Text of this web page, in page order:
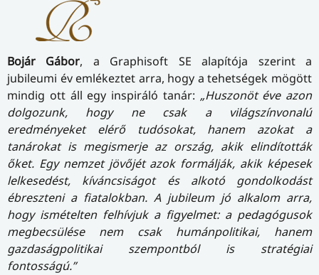
Bojár Gábor, a Graphisoft SE alapítója szerint a
jubileumi év emlékeztet arra, hogy a tehetségek mögött
mindig ott áll egy inspiráló tanár: „Huszonöt éve azon
dolgozunk, hogy ne csak a világszínvonalú
eredményeket elérő tudósokat, hanem azokat a
tanárokat is megismerje az ország, akik elindították
őket. Egy nemzet jövőjét azok formálják, akik képesek
lelkesedést, kíváncsiságot és alkotó gondolkodást
ébreszteni a fiatalokban. A jubileum jó alkalom arra,
hogy ismételten felhívjuk a figyelmet: a pedagógusok
megbecsülése nem csak humánpolitikai, hanem
gazdaságpolitikai szempontból is stratégiai
fontosságú.”